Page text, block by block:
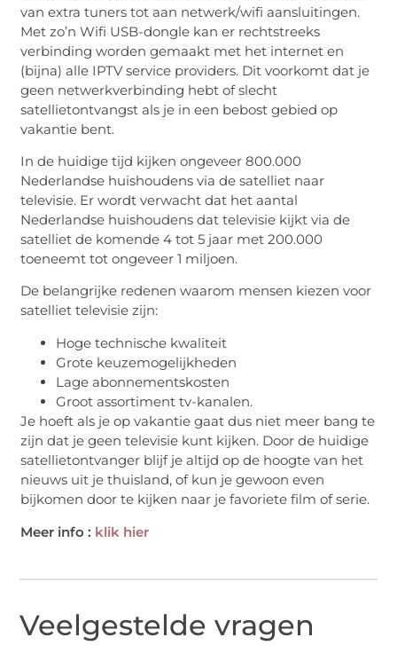
van extra tuners tot aan netwerk/wifi aansluitingen.
Met zo’n Wifi USB-dongle kan er rechtstreeks
verbinding worden gemaakt met het internet en
(bijna) alle IPTV service providers. Dit voorkomt dat je
geen netwerkverbinding hebt of slecht
satellietontvangst als je in een bebost gebied op
vakantie bent.
In de huidige tijd kijken ongeveer 800.000
Nederlandse huishoudens via de satelliet naar
televisie. Er wordt verwacht dat het aantal
Nederlandse huishoudens dat televisie kijkt via de
satelliet de komende 4 tot 5 jaar met 200.000
toeneemt tot ongeveer 1 miljoen.
De belangrijke redenen waarom mensen kiezen voor
satelliet televisie zijn:
Hoge technische kwaliteit
Grote keuzemogelijkheden
Lage abonnementskosten
Groot assortiment tv-kanalen.
Je hoeft als je op vakantie gaat dus niet meer bang te
zijn dat je geen televisie kunt kijken. Door de huidige
satellietontvanger blijf je altijd op de hoogte van het
nieuws uit je thuisland, of kun je gewoon even
bijkomen door te kijken naar je favoriete film of serie.
Meer info : klik hier
Veelgestelde vragen